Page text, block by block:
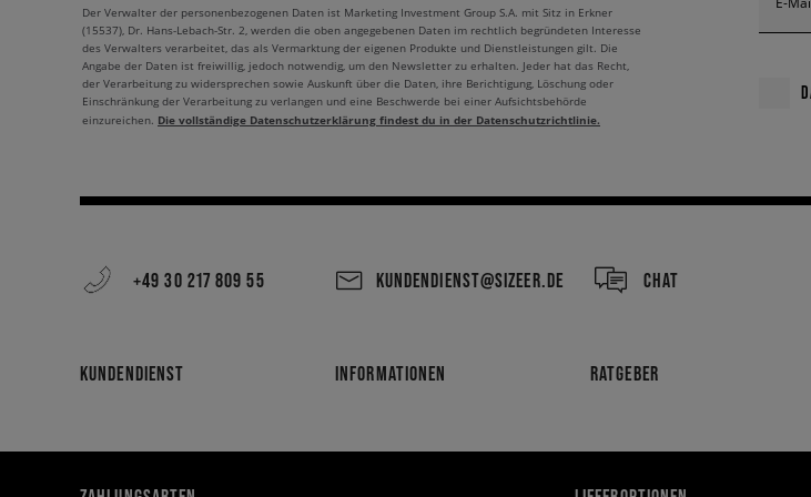
Der Verwalter der personenbezogenen Daten ist Marketing Investment Group S.A. mit Sitz in Erkner
(15537), Dr. Hans-Lebach-Str. 2, werden die oben angegebenen Daten im rechtlich begründeten Interesse
des Verwalters verarbeitet, das als Vermarktung der eigenen Produkte und Dienstleistungen gilt. Die
Angabe der Daten ist freiwillig, jedoch notwendig, um den Newsletter zu erhalten. Jeder hat das Recht,
der Verarbeitung zu widersprechen sowie Auskunft über die Daten, ihre Berichtigung, Löschung oder
Einschränkung der Verarbeitung zu verlangen und eine Beschwerde bei einer Aufsichtsbehörde
einzureichen. Die vollständige Datenschutzerklärung findest du in der Datenschutzrichtlinie.
+49 30 217 809 55 KUNDENDIENST@SIZEER.DE CHAT
KUNDENDIENST INFORMATIONEN RATGEBER